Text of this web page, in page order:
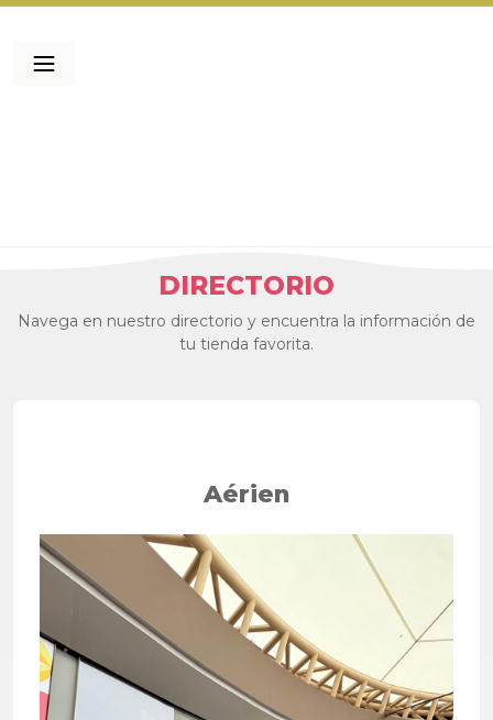
DIRECTORIO
Navega en nuestro directorio y encuentra la información de
tu tienda favorita.
Aérien